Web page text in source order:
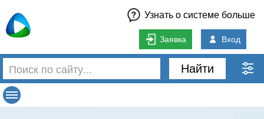
Узнать о системе больше
Заявка Вход
Найти